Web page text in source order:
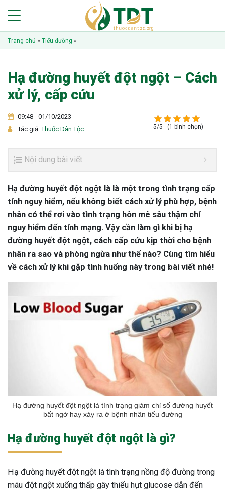
Trang chủ » Tiểu đường »
Hạ đường huyết đột ngột – Cách
xử lý, cấp cứu
09:48 - 01/10/2023
Tác giả:Thuốc Dân Tộc 5/5 - (1 bình chọn)
Nội dung bài viết
Hạ đường huyết đột ngột là là một trong tình trạng cấp
tính nguy hiểm, nếu không biết cách xử lý phù hợp, bệnh
nhân có thể rơi vào tình trạng hôn mê sâu thậm chí
nguy hiểm đến tính mạng. Vậy cần làm gì khi bị hạ
đường huyết đột ngột, cách cấp cứu kịp thời cho bệnh
nhân ra sao và phòng ngừa như thế nào? Cùng tìm hiểu
về cách xử lý khi gặp tình huống này trong bài viết nhé!
Hạ đường huyết đột ngột là tình trạng giảm chỉ số đường huyết
bất ngờ hay xảy ra ở bệnh nhân tiểu đường
Hạ đường huyết đột ngột là gì?
Hạ đường huyết đột ngột là tình trạng nồng độ đường trong
máu đột ngột xuống thấp gây thiếu hụt glucose dẫn đến